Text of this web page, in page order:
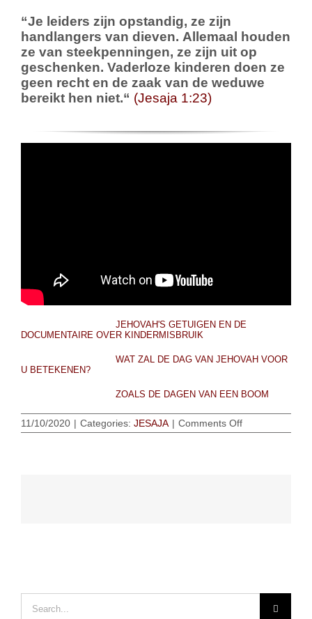
“Je leiders zijn opstandig, ze zijn
handlangers van dieven. Allemaal houden
ze van steekpenningen, ze zijn uit op
geschenken. Vaderloze kinderen doen ze
geen recht en de zaak van de weduwe
bereikt hen niet.“ (Jesaja 1:23)
JEHOVAH'S GETUIGEN EN DE
DOCUMENTAIRE OVER KINDERMISBRUIK
WAT ZAL DE DAG VAN JEHOVAH VOOR
U BETEKENEN?
ZOALS DE DAGEN VAN EEN BOOM
11/10/2020 | Categories: JESAJA | Comments Offon
EEN
for: